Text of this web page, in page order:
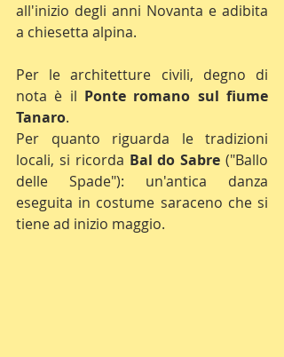
all'inizio degli anni Novanta e adibita
a chiesetta alpina.
Per le architetture civili, degno di
nota è il Ponte romano sul fiume
Tanaro.
Per quanto riguarda le tradizioni
locali, si ricorda Bal do Sabre ("Ballo
delle Spade"): un'antica danza
eseguita in costume saraceno che si
tiene ad inizio maggio.